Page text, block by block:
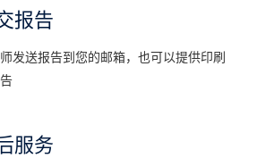
报告
发送报告到您的邮箱，也可以提供印刷
服务